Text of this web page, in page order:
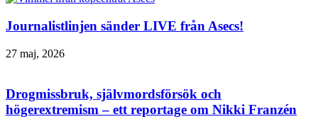
Journalistlinjen sänder LIVE från Asecs!
27 maj, 2026
Drogmissbruk, självmordsförsök och
högerextremism – ett reportage om Nikki Franzén